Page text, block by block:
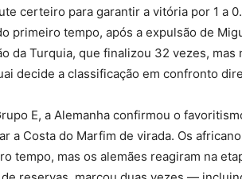
certeiro para garantir a vitória por 1 a
primeiro tempo, após a expulsão de
da Turquia, que finalizou 32 vezes,
decide a classificação em confronto
E, a Alemanha confirmou o
a Costa do Marfim de virada. Os
tempo, mas os alemães reagiram na